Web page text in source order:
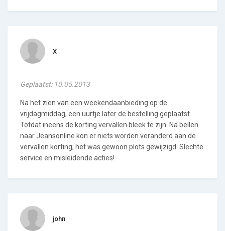
X
Geplaatst: 10.05.2013
Na het zien van een weekendaanbieding op de
vrijdagmiddag, een uurtje later de bestelling geplaatst.
Totdat ineens de korting vervallen bleek te zijn. Na bellen
naar Jeansonline kon er niets worden veranderd aan de
vervallen korting; het was gewoon plots gewijzigd. Slechte
service en misleidende acties!
john